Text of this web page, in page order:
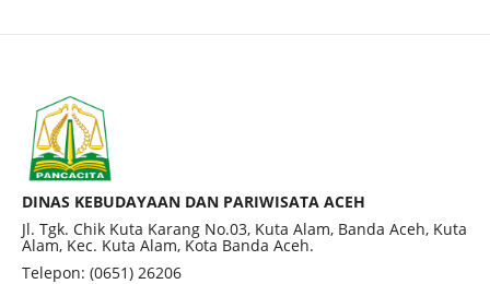
DINAS KEBUDAYAAN DAN PARIWISATA ACEH
Jl. Tgk. Chik Kuta Karang No.03, Kuta Alam, Banda Aceh, Kuta
Alam, Kec. Kuta Alam, Kota Banda Aceh.
Telepon: (0651) 26206